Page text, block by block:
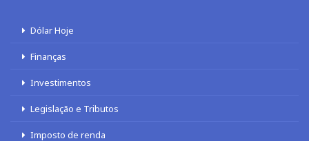
Dólar Hoje
Finanças
Investimentos
Legislação e Tributos
Imposto de renda